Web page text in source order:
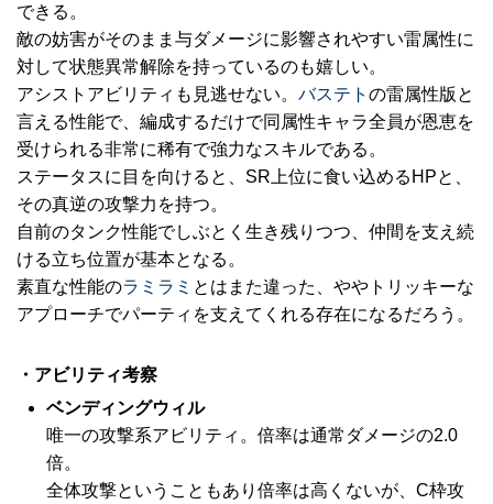
できる。
敵の妨害がそのまま与ダメージに影響されやすい雷属性に
対して状態異常解除を持っているのも嬉しい。
アシストアビリティも見逃せない。 バステト の雷属性版と
言える性能で、編成するだけで同属性キャラ全員が恩恵を
受けられる非常に稀有で強力なスキルである。
ステータスに目を向けると、SR上位に食い込めるHPと、
その真逆の攻撃力を持つ。
自前のタンク性能でしぶとく生き残りつつ、仲間を支え続
ける立ち位置が基本となる。
素直な性能のラミラミ とはまた違った、ややトリッキーな
アプローチでパーティを支えてくれる存在になるだろう。
・アビリティ考察
ベンディングウィル
唯一の攻撃系アビリティ。倍率は通常ダメージの2.0
倍。
全体攻撃ということもあり倍率は高くないが、C枠攻